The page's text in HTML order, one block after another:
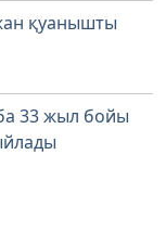
қуанышты
33 жыл бойы